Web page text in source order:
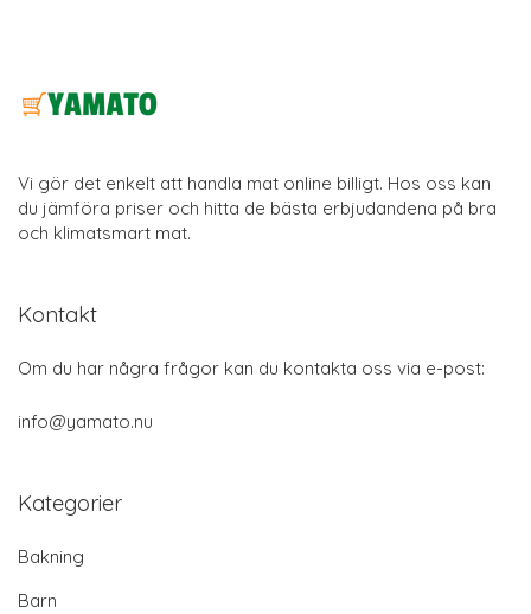
Vi gör det enkelt att handla mat online billigt. Hos oss kan
du jämföra priser och hitta de bästa erbjudandena på bra
och klimatsmart mat.
Kontakt
Om du har några frågor kan du kontakta oss via e-post:
info@yamato.nu
Kategorier
Bakning
Barn